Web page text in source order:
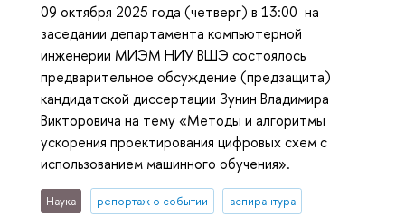
09 октября 2025 года (четверг) в 13:00 на
заседании департамента компьютерной
инженерии МИЭМ НИУ ВШЭ состоялось
предварительное обсуждение (предзащита)
кандидатской диссертации Зунин Владимира
Викторовича на тему «Методы и алгоритмы
ускорения проектирования цифровых схем с
использованием машинного обучения».
Наука репортаж о событии аспирантура